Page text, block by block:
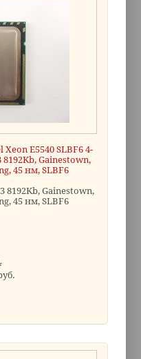
E5540 SLBF6 4-
8192Kb, Gainestown,
45 нм, SLBF6
8192Kb, Gainestown,
45 нм, SLBF6